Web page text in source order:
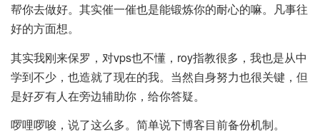
帮你去做好。其实催一催也是能锻炼你的耐心的嘛。凡事往
好的方面想。
其实我刚来保罗，对vps也不懂，roy指教很多，我也是从中
学到不少，也造就了现在的我。当然自身努力也很关键，但
是好歹有人在旁边辅助你，给你答疑。
啰哩啰唆，说了这么多。简单说下博客目前备份机制。